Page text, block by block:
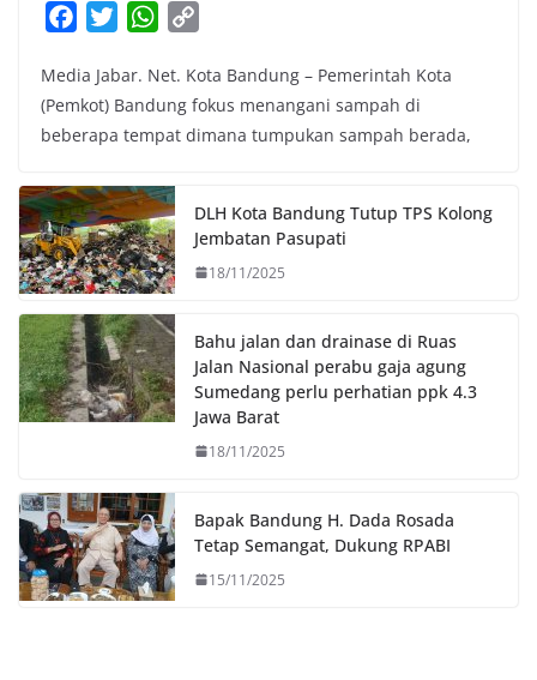
c
e
b
o
k
i
t
t
r
W
a
t
s
p
p
p
y
L
n
k
Media Jabar. Net. Kota Bandung – Pemerintah Kota
(Pemkot) Bandung fokus menangani sampah di
beberapa tempat dimana tumpukan sampah berada,
DLH Kota Bandung Tutup TPS Kolong
Jembatan Pasupati
18/11/2025
Bahu jalan dan drainase di Ruas
Jalan Nasional perabu gaja agung
Sumedang perlu perhatian ppk 4.3
Jawa Barat
18/11/2025
Bapak Bandung H. Dada Rosada
Tetap Semangat, Dukung RPABI
15/11/2025